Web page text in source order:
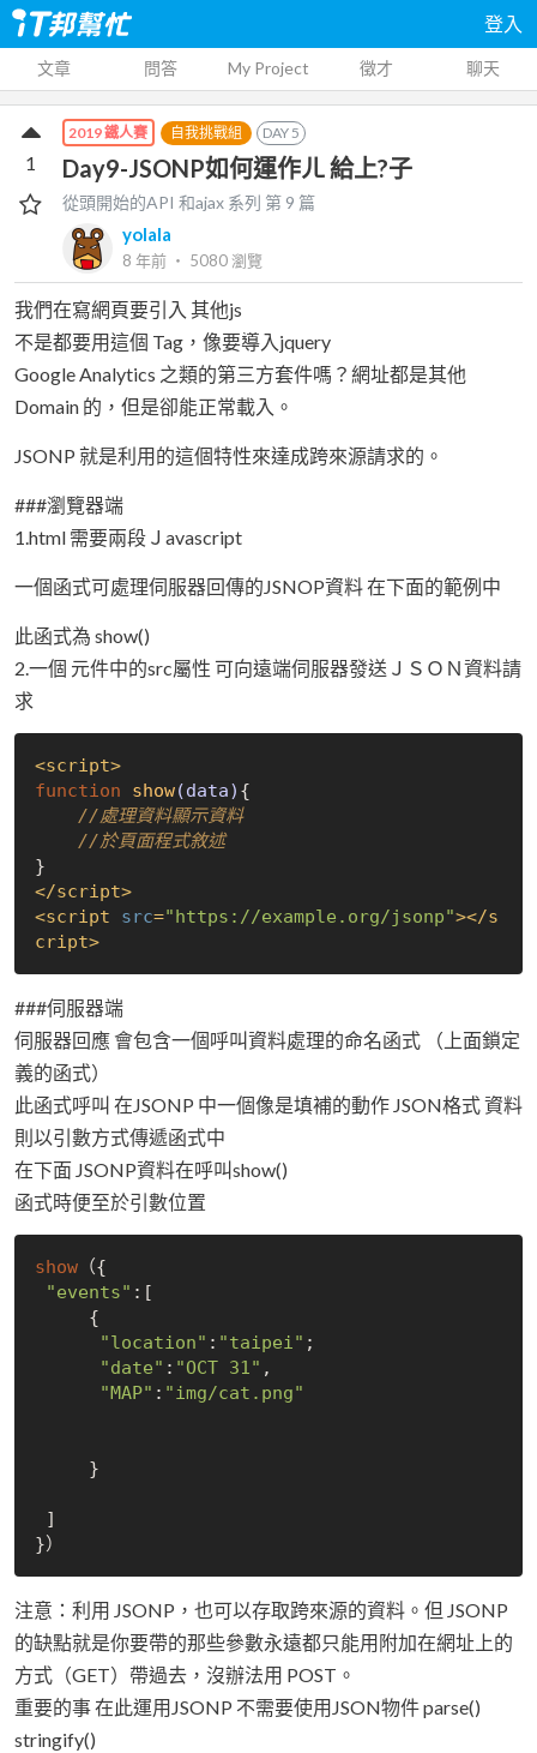
登入
文章 問答 My Project 徵才 聊天
2019 鐵人賽 自我挑戰組 DAY5
Day9-JSONP如何運作ㄦ 給上?子
從頭開始的API 和ajax 系列 第 9 篇
yolala
8 年前 ‧ 5080瀏覽
1
我們在寫網頁要引入 其他js
不是都要用這個 Tag，像要導入jquery
Google Analytics 之類的第三方套件嗎？網址都是其他
Domain 的，但是卻能正常載入。
JSONP 就是利用的這個特性來達成跨來源請求的。
###瀏覽器端
1.html 需要兩段Ｊavascript
一個函式可處理伺服器回傳的JSNOP資料 在下面的範例中
此函式為 show()
2.一個 元件中的src屬性 可向遠端伺服器發送ＪＳＯＮ資料請
求
<script>
function
show(data) {
//處理資料顯示資料
//於頁面程式敘述
</script>
<script src="https://example.org/jsonp"></s
cript>
###伺服器端
伺服器回應 會包含一個呼叫資料處理的命名函式 （上面鎖定
義的函式）
此函式呼叫 在JSONP 中一個像是填補的動作 JSON格式 資料
則以引數方式傳遞函式中
在下面 JSONP資料在呼叫show()
函式時便至於引數位置
show（{
"events" :[
"location" : "taipei" ;
"date" : "OCT 31" ,
"MAP" : "img/cat.png"
注意：利用 JSONP，也可以存取跨來源的資料。但 JSONP
的缺點就是你要帶的那些參數永遠都只能用附加在網址上的
方式（GET）帶過去，沒辦法用 POST。
重要的事 在此運用JSONP 不需要使用JSON物件 parse()
stringify()